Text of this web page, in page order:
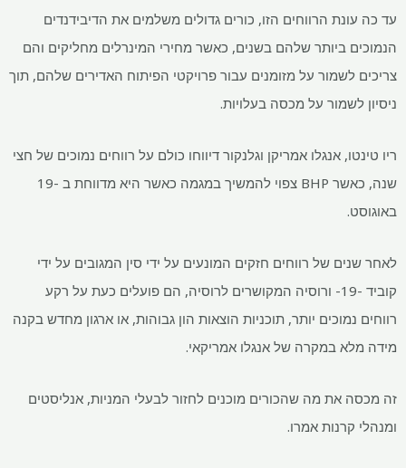
עד כה עונת הרווחים הזו, כורים גדולים משלמים את הדיבידנדים
הנמוכים ביותר שלהם בשנים, כאשר מחירי המינרלים מחליקים והם
צריכים לשמור על מזומנים עבור פרויקטי הפיתוח האדירים שלהם, תוך
ניסיון לשמור על מכסה בעלויות.
ריו טינטו, אנגלו אמריקן וגלנקור דיווחו כולם על רווחים נמוכים של חצי
שנה, כאשר BHP צפוי להמשיך במגמה כאשר היא מדווחת ב -19
באוגוסט.
לאחר שנים של רווחים חזקים המונעים על ידי סין המגובים על ידי
קוביד -19- ורוסיה המקושרים לרוסיה, הם פועלים כעת על רקע
רווחים נמוכים יותר, תוכניות הוצאות הון גבוהות, או ארגון מחדש בקנה
מידה מלא במקרה של אנגלו אמריקאי.
זה מכסה את מה שהכורים מוכנים לחזור לבעלי המניות, אנליסטים
ומנהלי קרנות אמרו.